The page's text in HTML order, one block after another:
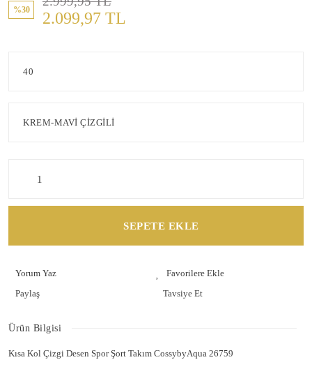
%30 2.099,97 TL
SEPETE EKLE
Yorum Yaz
Paylaş
Tavsiye Et
Ürün Bilgisi
Kısa Kol Çizgi Desen Spor Şort Takım CossybyAqua 26759